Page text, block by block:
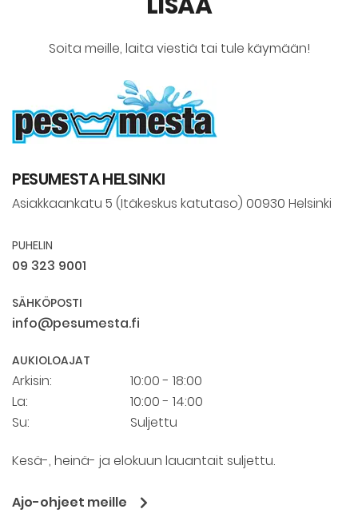
Soita meille, laita viestiä tai tule käymään!
PESUMESTA HELSINKI
Asiakkaankatu 5 (Itäkeskus katutaso) 00930 Helsinki
PUHELIN
09 323 9001
SÄHKÖPOSTI
info@pesumesta.fi
AUKIOLOAJAT
Arkisin:
10:00 - 18:00
La:
10:00 - 14:00
Su:
Suljettu
Kesä-, heinä- ja elokuun lauantait suljettu.
Ajo-ohjeet meille